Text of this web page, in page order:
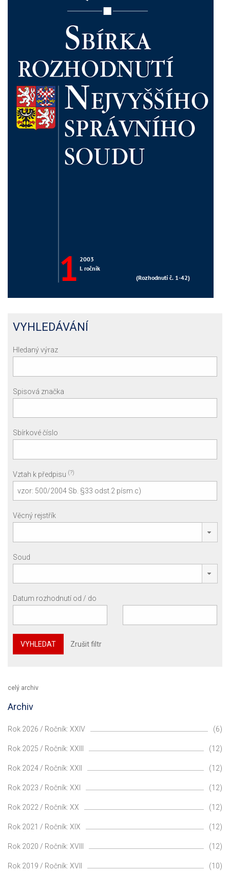
VYHLEDÁVÁNÍ
Hledaný výraz
Spisová značka
Sbírkové číslo
Vztah k předpisu (?)
Věcný rejstřík
Soud
Datum rozhodnutí od / do
VYHLEDAT Zrušit filtr
celý archiv
Archiv
Rok 2026 / Ročník: XXIV (6)
Rok 2025 / Ročník: XXIII (12)
Rok 2024 / Ročník: XXII (12)
Rok 2023 / Ročník: XXI (12)
Rok 2022 / Ročník: XX (12)
Rok 2021 / Ročník: XIX (12)
Rok 2020 / Ročník: XVIII (12)
Rok 2019 / Ročník: XVII (10)